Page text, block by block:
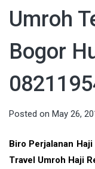
Umroh
Bogor
Posted on May 26,
Biro Perjalanan
Travel Umroh Haji